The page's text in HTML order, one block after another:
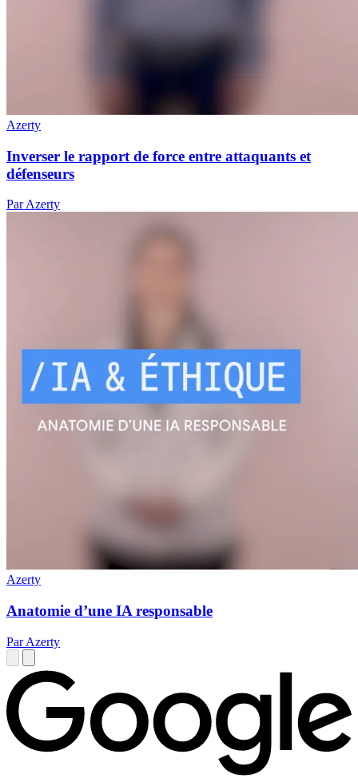
Azerty
Inverser le rapport de force entre attaquants et
défenseurs
Par Azerty
Azerty
Anatomie d’une IA responsable
Par Azerty